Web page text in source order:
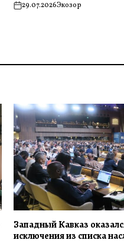
on29.07.2026Экозор
Западный Кавказ
исключения из списка